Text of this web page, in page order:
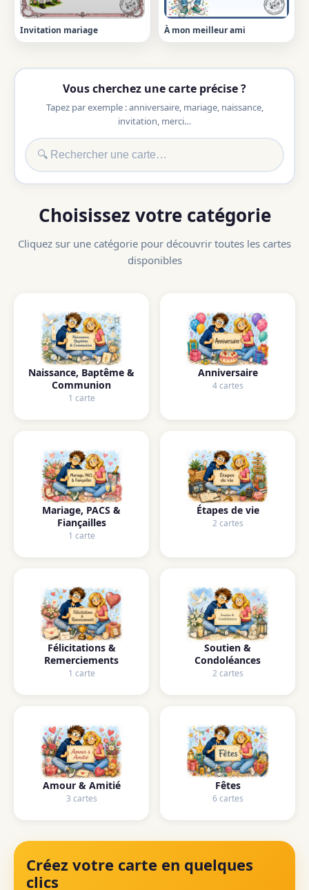
Invitation mariage À mon meilleur ami
Vous cherchez une carte précise ?
Tapez par exemple : anniversaire, mariage, naissance,
invitation, merci…
Choisissez votre catégorie
Cliquez sur une catégorie pour découvrir toutes les cartes
disponibles
Naissance, Baptême &
Communion
1 carte
Anniversaire
4 cartes
Mariage, PACS &
Fiançailles
1 carte
Étapes de vie
2 cartes
Félicitations &
Remerciements
1 carte
Soutien &
Condoléances
2 cartes
Amour & Amitié
3 cartes
Fêtes
6 cartes
Créez votre carte en quelques
clics